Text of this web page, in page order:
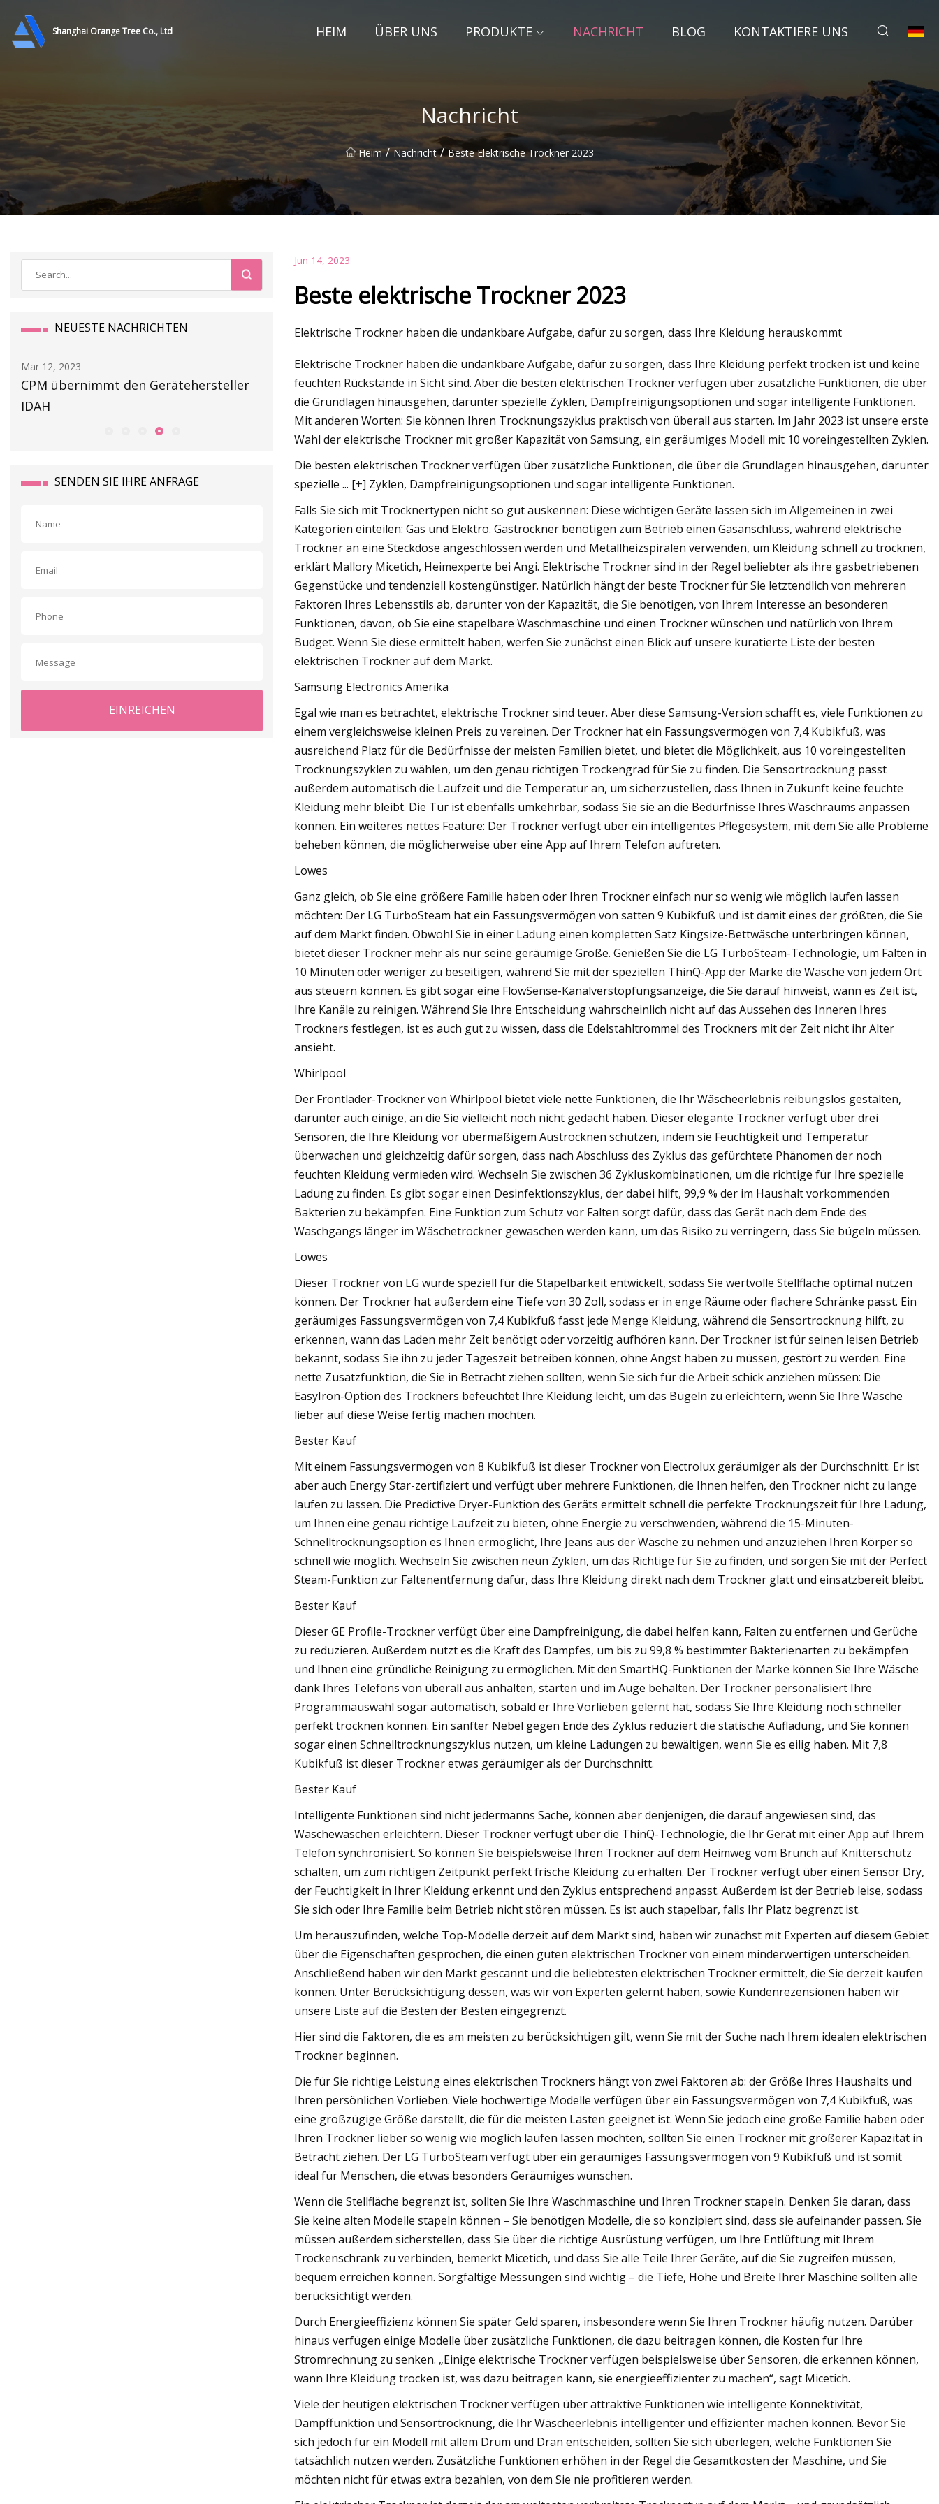
Shanghai Orange Tree Co., Ltd HEIM ÜBER UNS PRODUKTE NACHRICHT BLOG KONTAKTIERE UNS
Nachricht
Heim / Nachricht / Beste Elektrische Trockner 2023
NEUESTE NACHRICHTEN
Mar 14, 2023
Gefahr der Ausrüstung
Mar 06, 2023
Doppelkegel-Rotationsvakuumtrockner
mit Klumpenbrechereinheiten
SENDEN SIE IHRE ANFRAGE
EINREICHEN
Jun 14, 2023
Beste elektrische Trockner 2023
Elektrische Trockner haben die undankbare Aufgabe, dafür zu sorgen, dass Ihre Kleidung herauskommt
Elektrische Trockner haben die undankbare Aufgabe, dafür zu sorgen, dass Ihre Kleidung perfekt trocken ist und keine
feuchten Rückstände in Sicht sind. Aber die besten elektrischen Trockner verfügen über zusätzliche Funktionen, die über
die Grundlagen hinausgehen, darunter spezielle Zyklen, Dampfreinigungsoptionen und sogar intelligente Funktionen.
Mit anderen Worten: Sie können Ihren Trocknungszyklus praktisch von überall aus starten. Im Jahr 2023 ist unsere erste
Wahl der elektrische Trockner mit großer Kapazität von Samsung, ein geräumiges Modell mit 10 voreingestellten Zyklen.
Die besten elektrischen Trockner verfügen über zusätzliche Funktionen, die über die Grundlagen hinausgehen, darunter
spezielle ... [+] Zyklen, Dampfreinigungsoptionen und sogar intelligente Funktionen.
Falls Sie sich mit Trocknertypen nicht so gut auskennen: Diese wichtigen Geräte lassen sich im Allgemeinen in zwei
Kategorien einteilen: Gas und Elektro. Gastrockner benötigen zum Betrieb einen Gasanschluss, während elektrische
Trockner an eine Steckdose angeschlossen werden und Metallheizspiralen verwenden, um Kleidung schnell zu trocknen,
erklärt Mallory Micetich, Heimexperte bei Angi. Elektrische Trockner sind in der Regel beliebter als ihre gasbetriebenen
Gegenstücke und tendenziell kostengünstiger. Natürlich hängt der beste Trockner für Sie letztendlich von mehreren
Faktoren Ihres Lebensstils ab, darunter von der Kapazität, die Sie benötigen, von Ihrem Interesse an besonderen
Funktionen, davon, ob Sie eine stapelbare Waschmaschine und einen Trockner wünschen und natürlich von Ihrem
Budget. Wenn Sie diese ermittelt haben, werfen Sie zunächst einen Blick auf unsere kuratierte Liste der besten
elektrischen Trockner auf dem Markt.
Samsung Electronics Amerika
Egal wie man es betrachtet, elektrische Trockner sind teuer. Aber diese Samsung-Version schafft es, viele Funktionen zu
einem vergleichsweise kleinen Preis zu vereinen. Der Trockner hat ein Fassungsvermögen von 7,4 Kubikfuß, was
ausreichend Platz für die Bedürfnisse der meisten Familien bietet, und bietet die Möglichkeit, aus 10 voreingestellten
Trocknungszyklen zu wählen, um den genau richtigen Trockengrad für Sie zu finden. Die Sensortrocknung passt
außerdem automatisch die Laufzeit und die Temperatur an, um sicherzustellen, dass Ihnen in Zukunft keine feuchte
Kleidung mehr bleibt. Die Tür ist ebenfalls umkehrbar, sodass Sie sie an die Bedürfnisse Ihres Waschraums anpassen
können. Ein weiteres nettes Feature: Der Trockner verfügt über ein intelligentes Pflegesystem, mit dem Sie alle Probleme
beheben können, die möglicherweise über eine App auf Ihrem Telefon auftreten.
Lowes
Ganz gleich, ob Sie eine größere Familie haben oder Ihren Trockner einfach nur so wenig wie möglich laufen lassen
möchten: Der LG TurboSteam hat ein Fassungsvermögen von satten 9 Kubikfuß und ist damit eines der größten, die Sie
auf dem Markt finden. Obwohl Sie in einer Ladung einen kompletten Satz Kingsize-Bettwäsche unterbringen können,
bietet dieser Trockner mehr als nur seine geräumige Größe. Genießen Sie die LG TurboSteam-Technologie, um Falten in
10 Minuten oder weniger zu beseitigen, während Sie mit der speziellen ThinQ-App der Marke die Wäsche von jedem Ort
aus steuern können. Es gibt sogar eine FlowSense-Kanalverstopfungsanzeige, die Sie darauf hinweist, wann es Zeit ist,
Ihre Kanäle zu reinigen. Während Sie Ihre Entscheidung wahrscheinlich nicht auf das Aussehen des Inneren Ihres
Trockners festlegen, ist es auch gut zu wissen, dass die Edelstahltrommel des Trockners mit der Zeit nicht ihr Alter
ansieht.
Whirlpool
Der Frontlader-Trockner von Whirlpool bietet viele nette Funktionen, die Ihr Wäscheerlebnis reibungslos gestalten,
darunter auch einige, an die Sie vielleicht noch nicht gedacht haben. Dieser elegante Trockner verfügt über drei
Sensoren, die Ihre Kleidung vor übermäßigem Austrocknen schützen, indem sie Feuchtigkeit und Temperatur
überwachen und gleichzeitig dafür sorgen, dass nach Abschluss des Zyklus das gefürchtete Phänomen der noch
feuchten Kleidung vermieden wird. Wechseln Sie zwischen 36 Zykluskombinationen, um die richtige für Ihre spezielle
Ladung zu finden. Es gibt sogar einen Desinfektionszyklus, der dabei hilft, 99,9 % der im Haushalt vorkommenden
Bakterien zu bekämpfen. Eine Funktion zum Schutz vor Falten sorgt dafür, dass das Gerät nach dem Ende des
Waschgangs länger im Wäschetrockner gewaschen werden kann, um das Risiko zu verringern, dass Sie bügeln müssen.
Lowes
Dieser Trockner von LG wurde speziell für die Stapelbarkeit entwickelt, sodass Sie wertvolle Stellfläche optimal nutzen
können. Der Trockner hat außerdem eine Tiefe von 30 Zoll, sodass er in enge Räume oder flachere Schränke passt. Ein
geräumiges Fassungsvermögen von 7,4 Kubikfuß fasst jede Menge Kleidung, während die Sensortrocknung hilft, zu
erkennen, wann das Laden mehr Zeit benötigt oder vorzeitig aufhören kann. Der Trockner ist für seinen leisen Betrieb
bekannt, sodass Sie ihn zu jeder Tageszeit betreiben können, ohne Angst haben zu müssen, gestört zu werden. Eine
nette Zusatzfunktion, die Sie in Betracht ziehen sollten, wenn Sie sich für die Arbeit schick anziehen müssen: Die
EasyIron-Option des Trockners befeuchtet Ihre Kleidung leicht, um das Bügeln zu erleichtern, wenn Sie Ihre Wäsche
lieber auf diese Weise fertig machen möchten.
Bester Kauf
Mit einem Fassungsvermögen von 8 Kubikfuß ist dieser Trockner von Electrolux geräumiger als der Durchschnitt. Er ist
aber auch Energy Star-zertifiziert und verfügt über mehrere Funktionen, die Ihnen helfen, den Trockner nicht zu lange
laufen zu lassen. Die Predictive Dryer-Funktion des Geräts ermittelt schnell die perfekte Trocknungszeit für Ihre Ladung,
um Ihnen eine genau richtige Laufzeit zu bieten, ohne Energie zu verschwenden, während die 15-Minuten-
Schnelltrocknungsoption es Ihnen ermöglicht, Ihre Jeans aus der Wäsche zu nehmen und anzuziehen Ihren Körper so
schnell wie möglich. Wechseln Sie zwischen neun Zyklen, um das Richtige für Sie zu finden, und sorgen Sie mit der Perfect
Steam-Funktion zur Faltenentfernung dafür, dass Ihre Kleidung direkt nach dem Trockner glatt und einsatzbereit bleibt.
Bester Kauf
Dieser GE Profile-Trockner verfügt über eine Dampfreinigung, die dabei helfen kann, Falten zu entfernen und Gerüche
zu reduzieren. Außerdem nutzt es die Kraft des Dampfes, um bis zu 99,8 % bestimmter Bakterienarten zu bekämpfen
und Ihnen eine gründliche Reinigung zu ermöglichen. Mit den SmartHQ-Funktionen der Marke können Sie Ihre Wäsche
dank Ihres Telefons von überall aus anhalten, starten und im Auge behalten. Der Trockner personalisiert Ihre
Programmauswahl sogar automatisch, sobald er Ihre Vorlieben gelernt hat, sodass Sie Ihre Kleidung noch schneller
perfekt trocknen können. Ein sanfter Nebel gegen Ende des Zyklus reduziert die statische Aufladung, und Sie können
sogar einen Schnelltrocknungszyklus nutzen, um kleine Ladungen zu bewältigen, wenn Sie es eilig haben. Mit 7,8
Kubikfuß ist dieser Trockner etwas geräumiger als der Durchschnitt.
Bester Kauf
Intelligente Funktionen sind nicht jedermanns Sache, können aber denjenigen, die darauf angewiesen sind, das
Wäschewaschen erleichtern. Dieser Trockner verfügt über die ThinQ-Technologie, die Ihr Gerät mit einer App auf Ihrem
Telefon synchronisiert. So können Sie beispielsweise Ihren Trockner auf dem Heimweg vom Brunch auf Knitterschutz
schalten, um zum richtigen Zeitpunkt perfekt frische Kleidung zu erhalten. Der Trockner verfügt über einen Sensor Dry,
der Feuchtigkeit in Ihrer Kleidung erkennt und den Zyklus entsprechend anpasst. Außerdem ist der Betrieb leise, sodass
Sie sich oder Ihre Familie beim Betrieb nicht stören müssen. Es ist auch stapelbar, falls Ihr Platz begrenzt ist.
Um herauszufinden, welche Top-Modelle derzeit auf dem Markt sind, haben wir zunächst mit Experten auf diesem Gebiet
über die Eigenschaften gesprochen, die einen guten elektrischen Trockner von einem minderwertigen unterscheiden.
Anschließend haben wir den Markt gescannt und die beliebtesten elektrischen Trockner ermittelt, die Sie derzeit kaufen
können. Unter Berücksichtigung dessen, was wir von Experten gelernt haben, sowie Kundenrezensionen haben wir
unsere Liste auf die Besten der Besten eingegrenzt.
Hier sind die Faktoren, die es am meisten zu berücksichtigen gilt, wenn Sie mit der Suche nach Ihrem idealen elektrischen
Trockner beginnen.
Die für Sie richtige Leistung eines elektrischen Trockners hängt von zwei Faktoren ab: der Größe Ihres Haushalts und
Ihren persönlichen Vorlieben. Viele hochwertige Modelle verfügen über ein Fassungsvermögen von 7,4 Kubikfuß, was
eine großzügige Größe darstellt, die für die meisten Lasten geeignet ist. Wenn Sie jedoch eine große Familie haben oder
Ihren Trockner lieber so wenig wie möglich laufen lassen möchten, sollten Sie einen Trockner mit größerer Kapazität in
Betracht ziehen. Der LG TurboSteam verfügt über ein geräumiges Fassungsvermögen von 9 Kubikfuß und ist somit
ideal für Menschen, die etwas besonders Geräumiges wünschen.
Wenn die Stellfläche begrenzt ist, sollten Sie Ihre Waschmaschine und Ihren Trockner stapeln. Denken Sie daran, dass
Sie keine alten Modelle stapeln können – Sie benötigen Modelle, die so konzipiert sind, dass sie aufeinander passen. Sie
müssen außerdem sicherstellen, dass Sie über die richtige Ausrüstung verfügen, um Ihre Entlüftung mit Ihrem
Trockenschrank zu verbinden, bemerkt Micetich, und dass Sie alle Teile Ihrer Geräte, auf die Sie zugreifen müssen,
bequem erreichen können. Sorgfältige Messungen sind wichtig – die Tiefe, Höhe und Breite Ihrer Maschine sollten alle
berücksichtigt werden.
Durch Energieeffizienz können Sie später Geld sparen, insbesondere wenn Sie Ihren Trockner häufig nutzen. Darüber
hinaus verfügen einige Modelle über zusätzliche Funktionen, die dazu beitragen können, die Kosten für Ihre
Stromrechnung zu senken. „Einige elektrische Trockner verfügen beispielsweise über Sensoren, die erkennen können,
wann Ihre Kleidung trocken ist, was dazu beitragen kann, sie energieeffizienter zu machen“, sagt Micetich.
Viele der heutigen elektrischen Trockner verfügen über attraktive Funktionen wie intelligente Konnektivität,
Dampffunktion und Sensortrocknung, die Ihr Wäscheerlebnis intelligenter und effizienter machen können. Bevor Sie
sich jedoch für ein Modell mit allem Drum und Dran entscheiden, sollten Sie sich überlegen, welche Funktionen Sie
tatsächlich nutzen werden. Zusätzliche Funktionen erhöhen in der Regel die Gesamtkosten der Maschine, und Sie
möchten nicht für etwas extra bezahlen, von dem Sie nie profitieren werden.